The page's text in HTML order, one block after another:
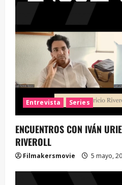
Entrevista Series
ENCUENTROS CON IVÁN
RIVEROLL
Filmakersmovie 5 mayo,